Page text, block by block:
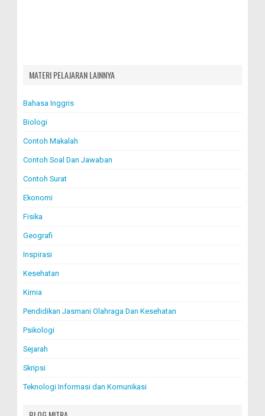
MATERI PELAJARAN LAINNYA
Bahasa Inggris
Biologi
Contoh Makalah
Contoh Soal Dan Jawaban
Contoh Surat
Ekonomi
Fisika
Geografi
Inspirasi
Kesehatan
Kimia
Pendidikan Jasmani Olahraga Dan Kesehatan
Psikologi
Sejarah
Skripsi
Teknologi Informasi dan Komunikasi